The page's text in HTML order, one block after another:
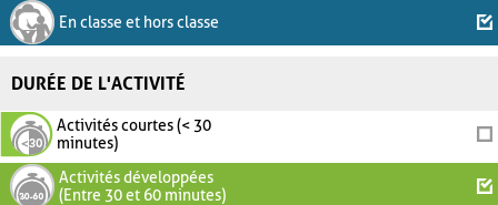
En classe et hors classe
DURÉE DE L'ACTIVITÉ
Activités courtes (< 30
minutes)
Activités développées
(Entre 30 et 60 minutes)